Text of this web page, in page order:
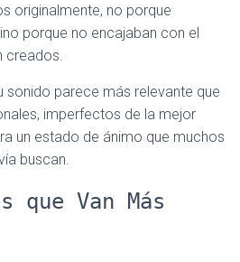
originalmente, no porque
porque no encajaban con el
creados.
sonido parece más relevante que
imperfectos de la mejor
un estado de ánimo que muchos
buscan.
que Van Más